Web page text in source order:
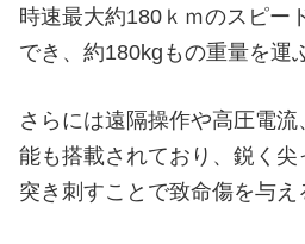
時速最大約180ｋｍのスピー
でき、約180kgもの重量を運
さらには遠隔操作や高圧電
能も搭載されており、鋭く
突き刺すことで致命傷を与え